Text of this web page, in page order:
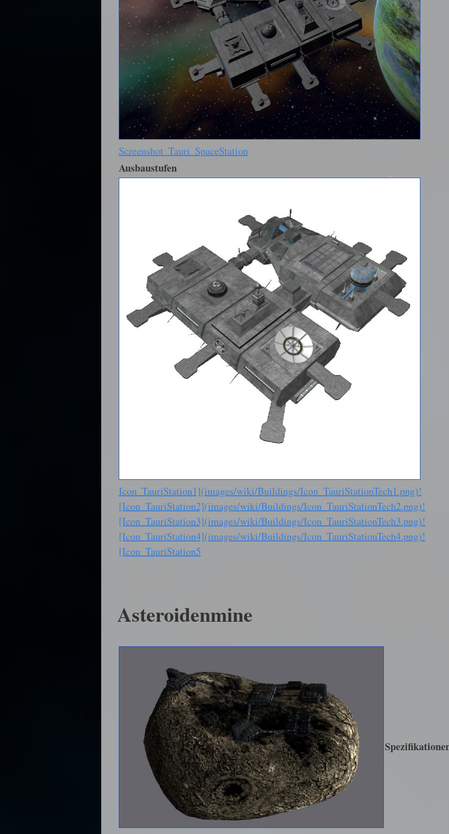
Screenshot_Tauri_SpaceStation
Ausbaustufen
Icon_TauriStation1](images/wiki/Buildings/Icon_TauriStationTech1.png)!
[Icon_TauriStation2](images/wiki/Buildings/Icon_TauriStationTech2.png)!
[Icon_TauriStation3](images/wiki/Buildings/Icon_TauriStationTech3.png)!
[Icon_TauriStation4](images/wiki/Buildings/Icon_TauriStationTech4.png)!
[Icon_TauriStation5
Asteroidenmine